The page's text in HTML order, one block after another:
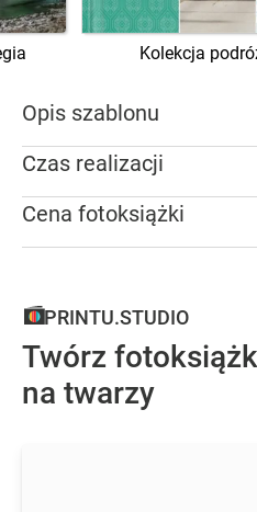
Kolekcja
Opis szablonu
Czas realizacji
Cena fotoksiążki
PRINTU.STUDIO
Twórz
na twarzy